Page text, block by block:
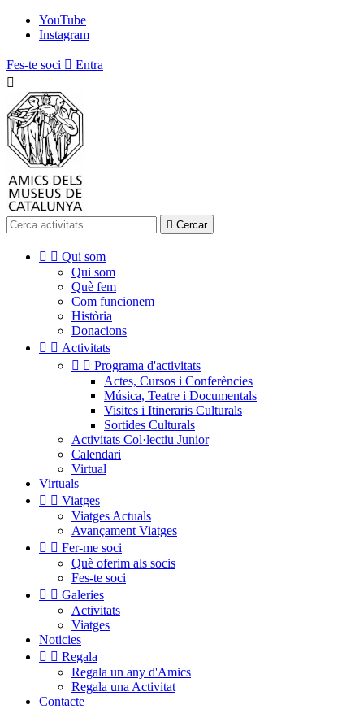
YouTube
Instagram
Fes-te soci  Entra

 Cercar
  Qui som
Qui som
Què fem
Com funcionem
Història
Donacions
  Activitats
  Programa d'activitats
Actes, Cursos i Conferències
Música, Teatre i Documentals
Visites i Itineraris Culturals
Sortides Culturals
Activitats Col·lectiu Junior
Calendari
Virtual
Virtuals
  Viatges
Viatges Actuals
Avançament Viatges
  Fer-me soci
Què oferim als socis
Fes-te soci
  Galeries
Activitats
Viatges
Noticies
  Regala
Regala un any d'Amics
Regala una Activitat
Contacte